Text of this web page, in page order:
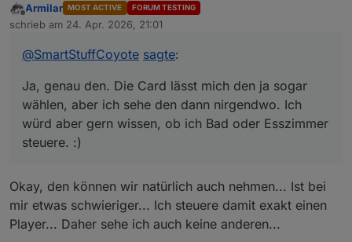
nirgendwo. Ich würd aber gern wissen, ob
ich Bad oder Esszimmer steuere. :)
Offline
Armilar MOST ACTIVE FORUM TESTING
schrieb am 24. Apr. 2026, 21:01
zuletzt editiert von
@SmartStuffCoyote sagte:
Ja, genau den. Die Card lässt mich den ja sogar
wählen, aber ich sehe den dann nirgendwo. Ich
würd aber gern wissen, ob ich Bad oder Esszimmer
steuere. :)
Okay, den können wir natürlich auch nehmen... Ist bei
mir etwas schwieriger... Ich steuere damit exakt einen
Player... Daher sehe ich auch keine anderen...